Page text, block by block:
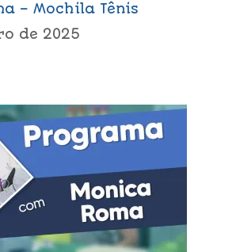
– Mochila Tênis
de 2025